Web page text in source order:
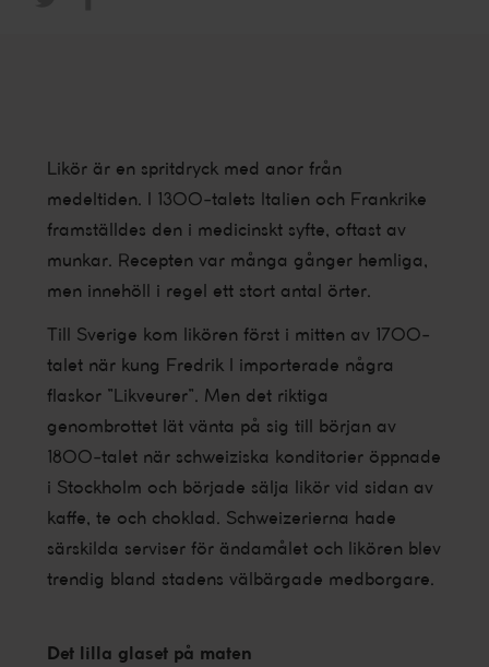
Likör är en spritdryck med anor från
medeltiden. I 1300-talets Italien och Frankrike
framställdes den i medicinskt syfte, oftast av
munkar. Recepten var många gånger hemliga,
men innehöll i regel ett stort antal örter.
Till Sverige kom likören först i mitten av 1700-
talet när kung Fredrik I importerade några
flaskor ”Likveurer”. Men det riktiga
genombrottet lät vänta på sig till början av
1800-talet när schweiziska konditorier öppnade
i Stockholm och började sälja likör vid sidan av
kaffe, te och choklad. Schweizerierna hade
särskilda serviser för ändamålet och likören blev
trendig bland stadens välbärgade medborgare.
Det lilla glaset på maten